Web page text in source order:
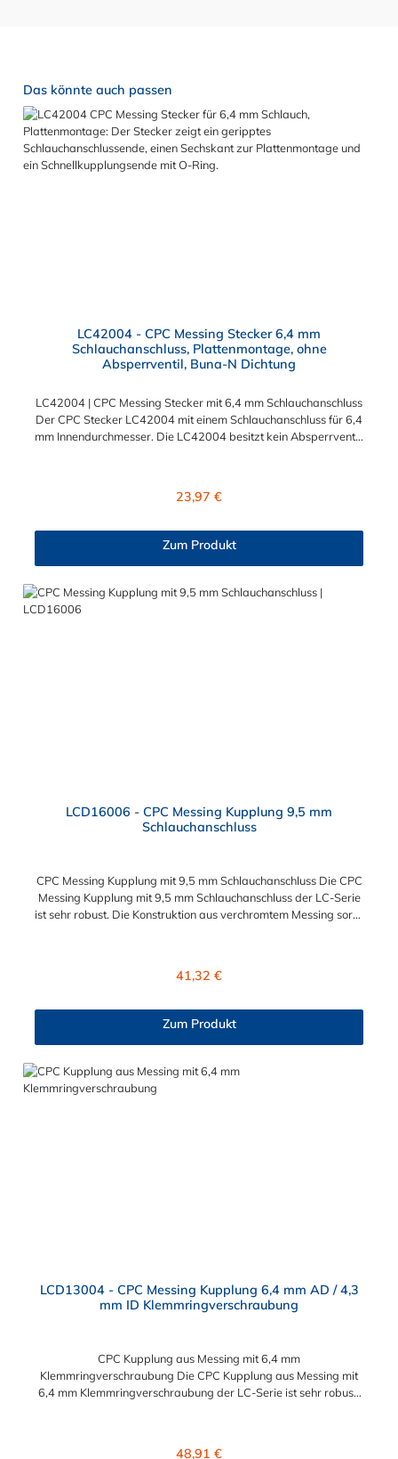
Produktgalerie überspringen
Das könnte auch passen
LC42004 - CPC Messing Stecker 6,4 mm
Schlauchanschluss, Plattenmontage, ohne
Absperrventil, Buna-N Dichtung
LC42004 | CPC Messing Stecker mit 6,4 mm Schlauchanschluss
Der CPC Stecker LC42004 mit einem Schlauchanschluss für 6,4
mm Innendurchmesser. Die LC42004 besitzt kein Absperrventil,
11,1 mm. Sie können diesen CPC Stecker mit den Serien der
bietet eine große Auswahl an Konfigurationen, um die
Anforderungen der anspruchsvollsten Anwendungen für
Industrie, Biopharmazie, Medizin und Verpackungsindustrie zu
erfüllen. Die Colder Products Company Serie ist ein
leistungsstarkes, hochzuverlässiges Steckverbindersystem, das
Regulärer Preis:
23,97 €
Zum Produkt
LCD16006 - CPC Messing Kupplung 9,5 mm
Schlauchanschluss
CPC Messing Kupplung mit 9,5 mm Schlauchanschluss Die CPC
Messing Kupplung mit 9,5 mm Schlauchanschluss der LC-Serie
ist sehr robust. Die Konstruktion aus verchromtem Messing sorgt
bequemes Verbinden und Trennen mit einer Hand. Die CPC
Flexibilität mit zahlreichen Konfigurationen und
Anschlussvarianten und ist sowohl mit den Acetal-Kupplungen
der PLC-Serie kombinierbar als auch mit den Polypropylen-
Kupplungen der PLC12-Serie. Zudem sind Kupplungen
Regulärer Preis:
41,32 €
Zum Produkt
LCD13004 - CPC Messing Kupplung 6,4 mm AD / 4,3
mm ID Klemmringverschraubung
CPC Kupplung aus Messing mit 6,4 mm
Klemmringverschraubung Die CPC Kupplung aus Messing mit
6,4 mm Klemmringverschraubung der LC-Serie ist sehr robust.
Regulärer Preis:
48,91 €